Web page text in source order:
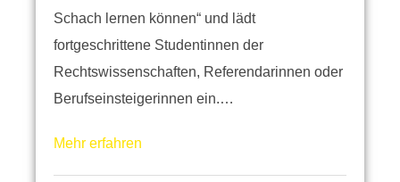
Schach lernen können“ und lädt
fortgeschrittene Studentinnen der
Rechtswissenschaften, Referendarinnen oder
Berufseinsteigerinnen ein.…
Mehr erfahren